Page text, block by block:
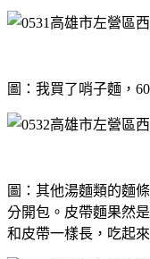
圖：我買了哨子麵，
圖：其他湯麵類的麵
分開包。皮帶麵果然
和皮帶一樣長，吃起